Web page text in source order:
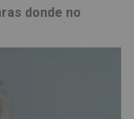
donde no